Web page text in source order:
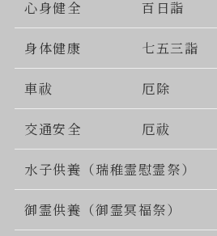
心身健全 百日詣
身体健康 七五三詣
車祓 厄除
交通安全 厄祓
水子供養（瑞稚霊慰霊祭）
御霊供養（御霊冥福祭）